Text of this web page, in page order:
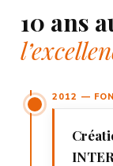
10 ans
2012 —